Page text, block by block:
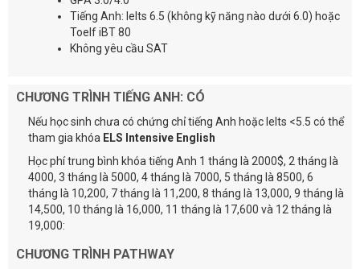
Tiếng Anh: Ielts 6.5 (không kỹ năng nào dưới 6.0) hoặc
Toelf iBT 80
Không yêu cầu SAT
CHƯƠNG TRÌNH TIẾNG ANH: CÓ
Nếu học sinh chưa có chứng chỉ tiếng Anh hoặc Ielts <5.5 có thể
tham gia khóa ELS Intensive English
Học phí trung bình khóa tiếng Anh 1 tháng là 2000$, 2 tháng là
4000, 3 tháng là 5000, 4 tháng là 7000, 5 tháng là 8500, 6
tháng là 10,200, 7 tháng là 11,200, 8 tháng là 13,000, 9 tháng là
14,500, 10 tháng là 16,000, 11 tháng là 17,600 và 12 tháng là
19,000:
CHƯƠNG TRÌNH PATHWAY